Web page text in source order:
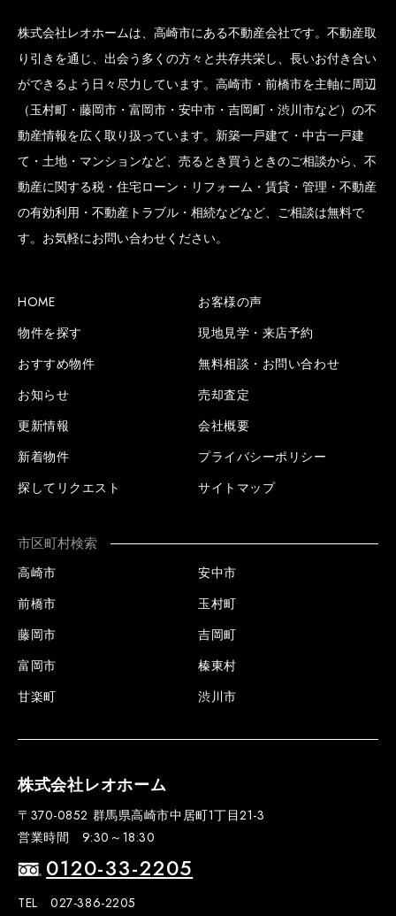
株式会社レオホームは、高崎市にある不動産会社です。不動産取
り引きを通じ、出会う多くの方々と共存共栄し、長いお付き合い
ができるよう日々尽力しています。高崎市・前橋市を主軸に周辺
（玉村町・藤岡市・富岡市・安中市・吉岡町・渋川市など）の不
動産情報を広く取り扱っています。新築一戸建て・中古一戸建
て・土地・マンションなど、売るとき買うときのご相談から、不
動産に関する税・住宅ローン・リフォーム・賃貸・管理・不動産
の有効利用・不動産トラブル・相続などなど、ご相談は無料で
す。お気軽にお問い合わせください。
HOME
物件を探す
おすすめ物件
お知らせ
更新情報
新着物件
探してリクエスト
お客様の声
現地見学・来店予約
無料相談・お問い合わせ
売却査定
会社概要
プライバシーポリシー
サイトマップ
市区町村検索
高崎市
前橋市
藤岡市
富岡市
甘楽町
安中市
玉村町
吉岡町
榛東村
渋川市
株式会社レオホーム
〒370-0852 群馬県高崎市中居町1丁目21-3
営業時間 9:30～18:30
0120-33-2205
TEL 027-386-2205